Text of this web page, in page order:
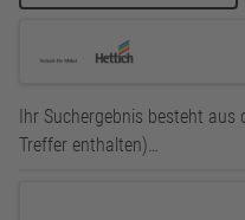
Ihr Suchergebnis besteht aus
Treffer enthalten)…